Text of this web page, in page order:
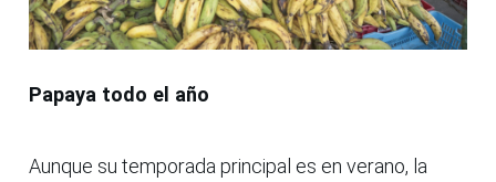
Papaya todo el año
Aunque su temporada principal es en verano, la